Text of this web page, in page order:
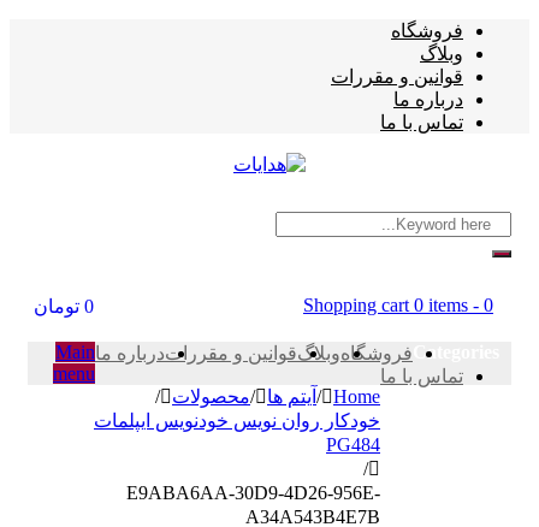
فروشگاه
وبلاگ
قوانین و مقررات
درباره ما
تماس با ما
Shopping cart 0 items تومان
فروشگاهوبلاگقوانین و مقررات درباره ما
تماس با ما
Main
menu
Home
/آیتم ها /محصولات /
خودکار روان نویس خودنویس ایپلمات
PG484
E9ABA6AA-30D9-4D26-956E-
A34A543B4E7B